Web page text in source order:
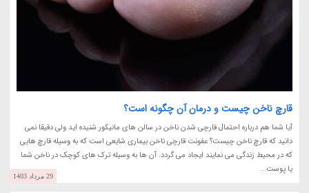
قارچ ناخن چیست و درمان آن چگونه است؟
آیا شما هم درباره احتمال قارچی شدن ناخن در سالن های مانیکور شنیده اید ولی دقیقا نمی
دانید که قارچ ناخن چیست؟ عفونت قارچی ناخن بیماری شایعی است که به وسیله قارچ هایی
که در محیط زندگی می نمایند ایجاد می گردد. آن ها به وسیله ترک های کوچک در ناخن شما
یا پوست...
29 مرداد 1403